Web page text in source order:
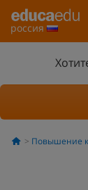
россия
Повышение